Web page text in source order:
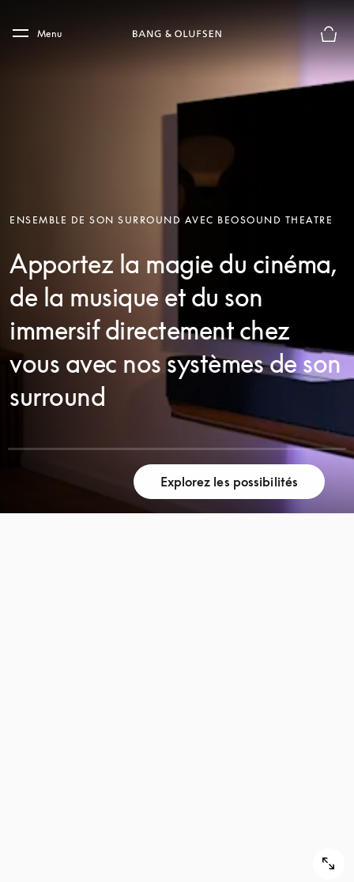
Skip to main footer
Menu
Le
ENSEMBLE DE SON SURROUND AVEC BEOSOUND THEATRE
Apportez la magie du cinéma,
de la musique et du son
immersif directement chez
vous avec nos systèmes de son
surround
Explorez les possibilités